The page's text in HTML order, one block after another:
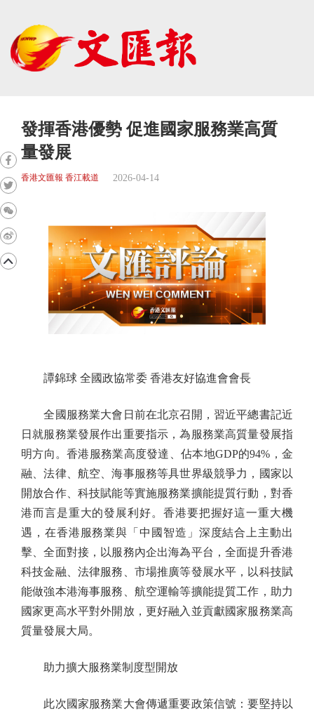
發揮香港優勢 促進國家服務業高質
量發展
香港文匯報 香江載道 2026-04-14
譚錦球 全國政協常委 香港友好協進會會長
全國服務業大會日前在北京召開，習近平總書記近
日就服務業發展作出重要指示，為服務業高質量發展指
明方向。香港服務業高度發達、佔本地GDP的94%，金
融、法律、航空、海事服務等具世界級競爭力，國家以
開放合作、科技賦能等實施服務業擴能提質行動，對香
港而言是重大的發展利好。香港要把握好這一重大機
遇，在香港服務業與「中國智造」深度結合上主動出
擊、全面對接，以服務內企出海為平台，全面提升香港
科技金融、法律服務、市場推廣等發展水平，以科技賦
能做強本港海事服務、航空運輸等擴能提質工作，助力
國家更高水平對外開放，更好融入並貢獻國家服務業高
質量發展大局。
助力擴大服務業制度型開放
此次國家服務業大會傳遞重要政策信號：要堅持以